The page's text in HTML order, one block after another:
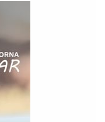
motivet.Både
olika. Allt
verken. Hur tolkar
Lina Hammarling
nämns:Lena
Roberts:
CROCUS -dikt